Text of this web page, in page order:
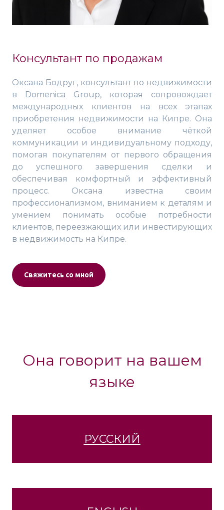
Консультант по продажам
Оксана Бодруг, консультант по недвижимости
в Domenica Group, которая сопровождает
международных клиентов на всех этапах
приобретения недвижимости на Кипре. Она
уделяет особое внимание чёткой
коммуникации и индивидуальному подходу,
помогая покупателям от первого обращения
до успешного завершения сделки и
обеспечивая комфортный и эффективный
процесс. Оксана известна своим
профессионализмом, вниманием к деталям и
умением понимать особые потребности
клиентов, переезжающих или инвестирующих
в недвижимость на Кипре.
Свяжитесь со мной
Она говорит на вашем
языке
РУССКИЙ